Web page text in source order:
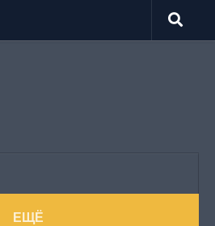
ЕЩЁ